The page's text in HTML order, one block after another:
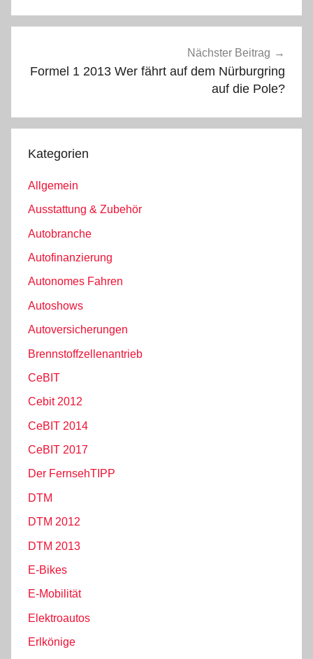
Nächster Beitrag
Formel 1 2013 Wer fährt auf dem Nürburgring
auf die Pole?
Kategorien
Allgemein
Ausstattung & Zubehör
Autobranche
Autofinanzierung
Autonomes Fahren
Autoshows
Autoversicherungen
Brennstoffzellenantrieb
CeBIT
Cebit 2012
CeBIT 2014
CeBIT 2017
Der FernsehTIPP
DTM
DTM 2012
DTM 2013
E-Bikes
E-Mobilität
Elektroautos
Erlkönige